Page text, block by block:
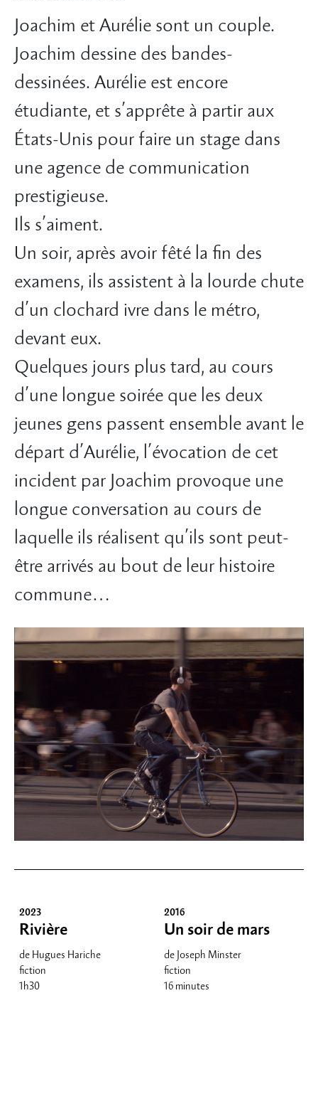
Joachim et Aurélie sont un couple.
Joachim dessine des bandes-
dessinées. Aurélie est encore
étudiante, et s’apprête à partir aux
États-Unis pour faire un stage dans
une agence de communication
prestigieuse.
Ils s’aiment.
Un soir, après avoir fêté la fin des
examens, ils assistent à la lourde chute
d’un clochard ivre dans le métro,
devant eux.
Quelques jours plus tard, au cours
d’une longue soirée que les deux
jeunes gens passent ensemble avant le
départ d’Aurélie, l’évocation de cet
incident par Joachim provoque une
longue conversation au cours de
laquelle ils réalisent qu’ils sont peut-
être arrivés au bout de leur histoire
commune…
2023
Rivière
de Hugues Hariche
fiction
1h30
2016
Un soir de mars
de Joseph Minster
fiction
16 minutes